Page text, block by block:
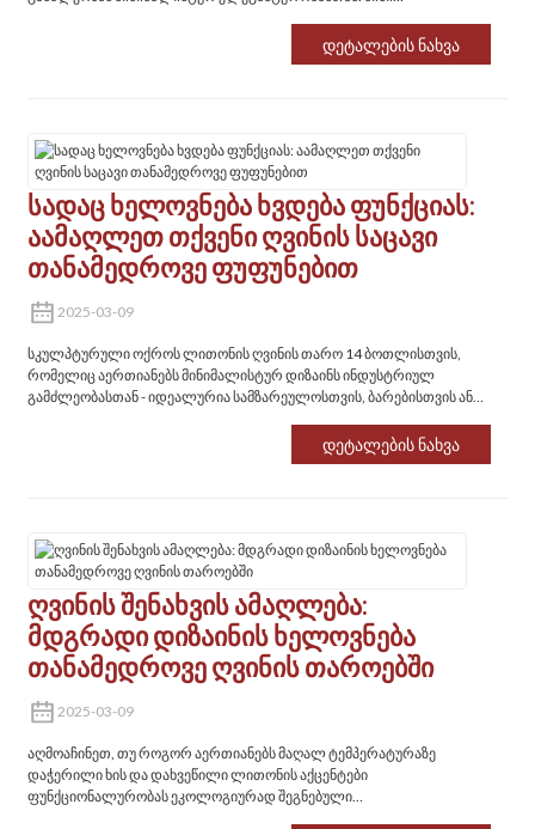
და ამავდროულად ანიჭებს გალერეის ღირსეულ დახვეწილობას
სამზარეულოებს, ბარებსა თუ სასადილო ოთახებს
Დეტალების Ნახვა
Სადაც Ხელოვნება Ხვდება Ფუნქციას:
Აამაღლეთ Თქვენი Ღვინის Საცავი
Თანამედროვე Ფუფუნებით
2025-03-09
სკულპტურული ოქროს ლითონის ღვინის თარო 14 ბოთლისთვის,
რომელიც აერთიანებს მინიმალისტურ დიზაინს ინდუსტრიულ
გამძლეობასთან - იდეალურია სამზარეულოსთვის, ბარებისთვის ან
Დეტალების Ნახვა
Ღვინის Შენახვის Ამაღლება:
Მდგრადი Დიზაინის Ხელოვნება
Თანამედროვე Ღვინის Თაროებში
2025-03-09
აღმოაჩინეთ, თუ როგორ აერთიანებს მაღალ ტემპერატურაზე
დაჭერილი ხის და დახვეწილი ლითონის აქცენტები
ფუნქციონალურობას ეკოლოგიურად შეგნებული